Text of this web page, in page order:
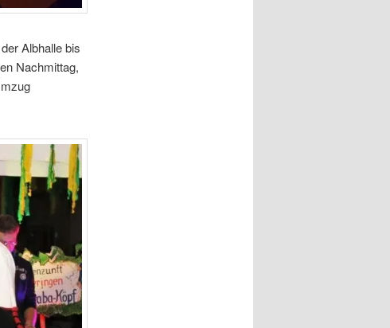
Albhalle bis
Nachmittag,